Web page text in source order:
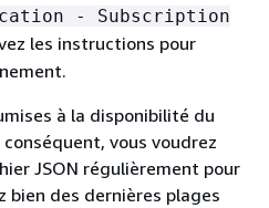
- Subscription
les instructions pour
à la disponibilité du
vous voudrez
JSON régulièrement pour
bien des dernières plages